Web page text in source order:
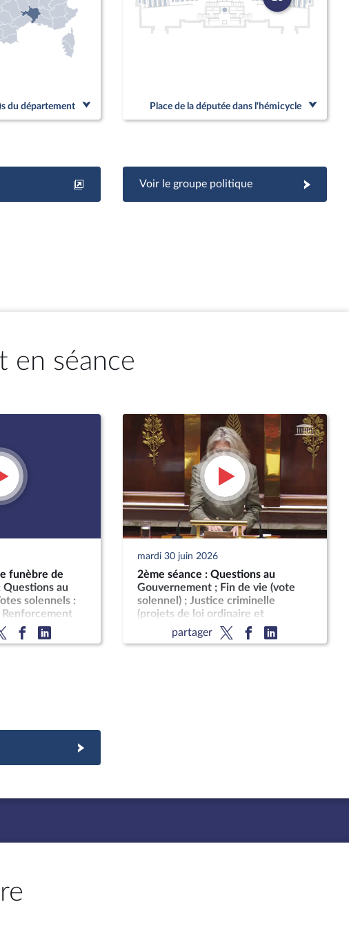
du département Place de la députée dans l'hémicycle
Voir le groupe politique
en séance
funèbre de
au
solennels :
;
défense
mardi 30 juin 2026
2ème séance : Questions au
Gouvernement ; Fin de vie (vote
solennel) ; Justice criminelle
(projets de loi ordinaire et
organique)partager